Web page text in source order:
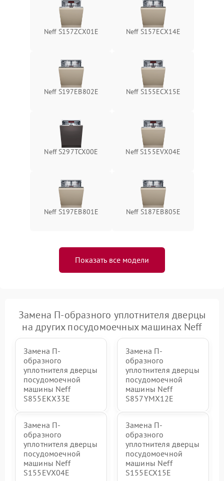
Neff S157ZCX01E Neff S157ECX14E
Neff S197EB802E Neff S155ECX15E
Neff S297TCX00E Neff S155EVX04E
Neff S197EB801E Neff S187EB805E
Показать все модели
Замена П-образного уплотнителя дверцы
на других посудомоечных машинах Neff
Замена П-
образного
уплотнителя дверцы
посудомоечной
машины Neff
S855EKX33E
Замена П-
образного
уплотнителя дверцы
посудомоечной
машины Neff
S857YMX12E
Замена П-
образного
уплотнителя дверцы
посудомоечной
машины Neff
S155EVX04E
Замена П-
образного
уплотнителя дверцы
посудомоечной
машины Neff
S155ECX15E